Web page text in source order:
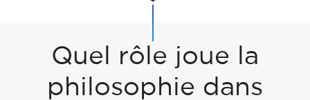
Quel rôle joue la
philosophie dans